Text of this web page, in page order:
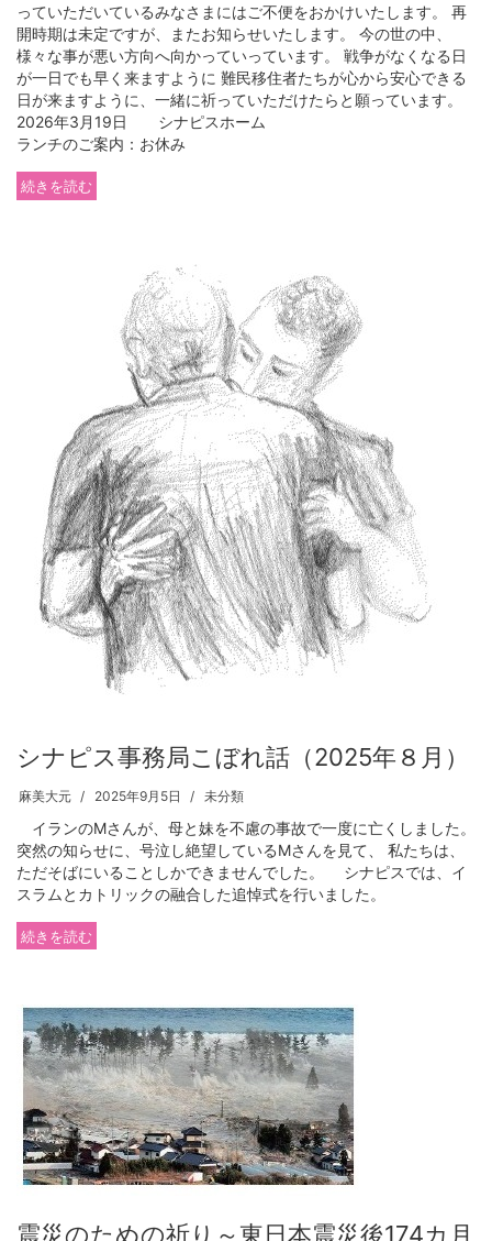
っていただいているみなさまにはご不便をおかけいたします。 再
開時期は未定ですが、またお知らせいたします。 今の世の中、
様々な事が悪い方向へ向かっていっています。 戦争がなくなる日
が一日でも早く来ますように 難民移住者たちが心から安心できる
日が来ますように、一緒に祈っていただけたらと願っています。
2026年3月19日 シナピスホーム
ランチのご案内：お休み
続きを読む
シナピス事務局こぼれ話（2025年８月）
麻美大元 2025年9月5日 未分類
イランのMさんが、母と妹を不慮の事故で一度に亡くしました。
突然の知らせに、号泣し絶望しているMさんを見て、 私たちは、
ただそばにいることしかできませんでした。 シナピスでは、イ
スラムとカトリックの融合した追悼式を行いました。
続きを読む
震災のための祈り～東日本震災後174カ月